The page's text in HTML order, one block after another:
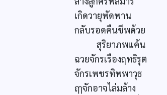
เกิดวายุพัดพาน
กลับรอดคืนชีพด้วย
สุริยาภพแค้น
ฉวยจักรเรืองฤทธิรุต
จักรเพชรทิพพาวุธ
ฤๅจักอาจไล่มล้าง